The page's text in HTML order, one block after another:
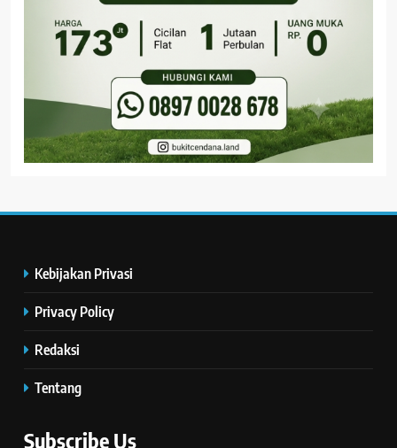
Kebijakan Privasi
Privacy Policy
Redaksi
Tentang
Subscribe Us